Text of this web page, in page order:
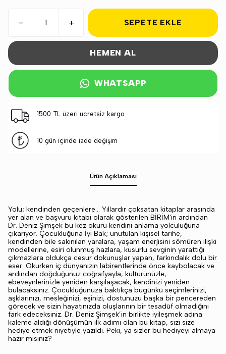
SEPETE EKLE
HEMEN AL
WHATSAPP
1500 TL üzeri ücretsiz kargo
10 gün içinde iade değişim
Ürün Açıklaması
Yolu; kendinden geçenlere... Yıllardır çoksatan kitaplar arasında
yer alan ve başvuru kitabı olarak gösterilen BİRİM'in ardından
Dr. Deniz Şimşek bu kez okuru kendini anlama yolculuğuna
çıkarıyor. Çocukluğuna İyi Bak; unutulan kişisel tarihe,
kendinden bile sakınılan yaralara, yaşam enerjisini sömüren ilişki
modellerine, esiri olunmuş hazlara, kusurlu sevginin yarattığı
çıkmazlara oldukça cesur dokunuşlar yapan, farkındalık dolu bir
eser. Okurken iç dünyanızın labirentlerinde önce kaybolacak ve
ardından doğduğunuz coğrafyayla, kültürünüzle,
ebeveynlerinizle yeniden karşılaşacak, kendinizi yeniden
bulacaksınız. Çocukluğunuza baktıkça bugünkü seçimlerinizi,
aşklarınızı, mesleğinizi, eşinizi, dostunuzu başka bir pencereden
görecek ve sizin hayatınızda oluşlarının bir tesadüf olmadığını
fark edeceksiniz. Dr. Deniz Şimşek’in birlikte iyileşmek adına
kaleme aldığı dönüşümün ilk adımı olan bu kitap, sizi size
hediye etmek niyetiyle yazıldı. Peki, ya sizler bu hediyeyi almaya
hazır mısınız?